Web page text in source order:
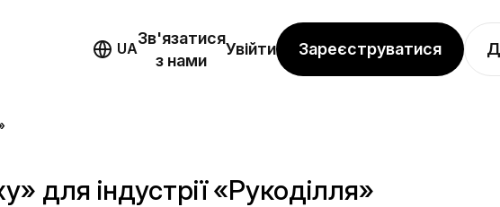
UA
Зв'язатися
з нами
Увійти Зареєструватися
для індустрії «Рукоділля»